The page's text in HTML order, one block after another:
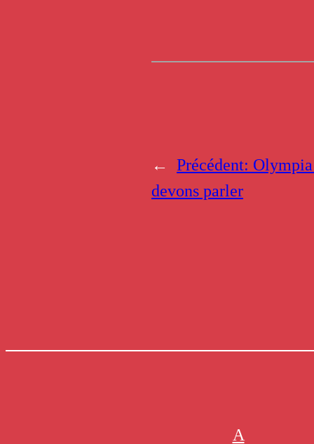
← Précédent:
devons parler
A